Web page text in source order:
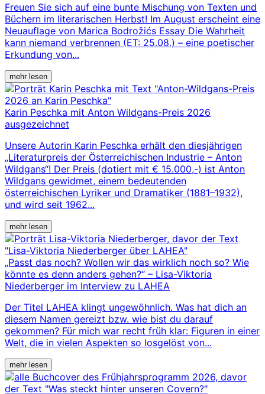
Freuen Sie sich auf eine bunte Mischung von Texten und
Büchern im literarischen Herbst! Im August erscheint eine
Neuauflage von Marica Bodrožićs Essay Die Wahrheit
kann niemand verbrennen (ET: 25.08.) – eine poetischer
Erkundung von...
mehr lesen
Karin Peschka mit Anton Wildgans-Preis 2026
ausgezeichnet
Unsere Autorin Karin Peschka erhält den diesjährigen
„Literaturpreis der Österreichischen Industrie – Anton
Wildgans“! Der Preis (dotiert mit € 15.000,-) ist Anton
Wildgans gewidmet, einem bedeutenden
österreichischen Lyriker und Dramatiker (1881–1932),
und wird seit 1962...
mehr lesen
„Passt das noch? Wollen wir das wirklich noch so? Wie
könnte es denn anders gehen?“ – Lisa-Viktoria
Niederberger im Interview zu LAHEA
Der Titel LAHEA klingt ungewöhnlich. Was hat dich an
diesem Namen gereizt bzw. wie bist du darauf
gekommen? Für mich war recht früh klar: Figuren in einer
Welt, die in vielen Aspekten so losgelöst von...
mehr lesen